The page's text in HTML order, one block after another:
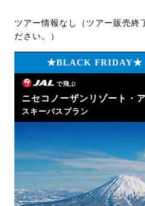
ツアー情報なし（ツアー販売
ださい。）
★BLACK FRIDAY★
で飛ぶ
ニセコノーザンリゾート・
スキーバスプラン